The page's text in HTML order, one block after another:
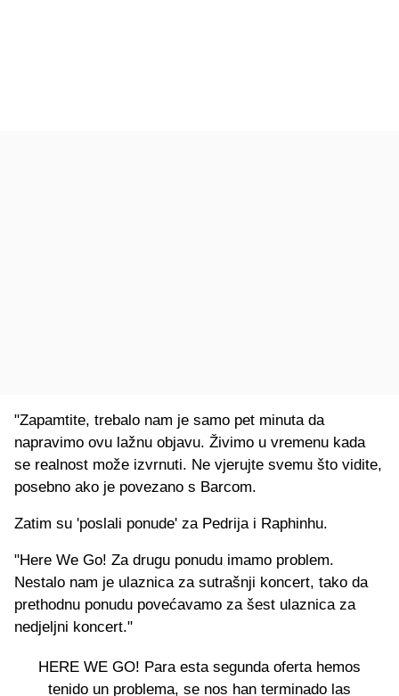
"Zapamtite, trebalo nam je samo pet minuta da
napravimo ovu lažnu objavu. Živimo u vremenu kada
se realnost može izvrnuti. Ne vjerujte svemu što vidite,
posebno ako je povezano s Barcom.
Zatim su 'poslali ponude' za Pedrija i Raphinhu.
"Here We Go! Za drugu ponudu imamo problem.
Nestalo nam je ulaznica za sutrašnji koncert, tako da
prethodnu ponudu povećavamo za šest ulaznica za
nedjeljni koncert."
HERE WE GO! Para esta segunda oferta hemos
tenido un problema, se nos han terminado las